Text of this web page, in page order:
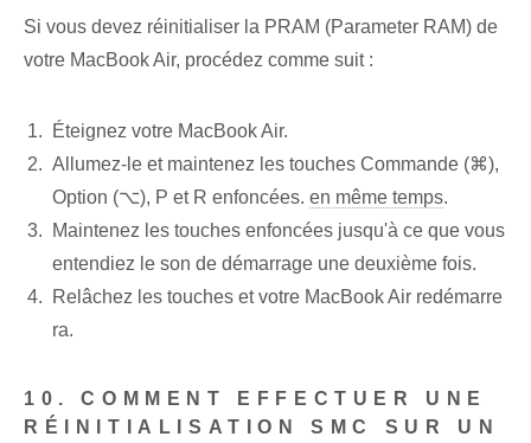
Si vous devez réinitialiser la PRAM (Parameter RAM) de
votre MacBook Air, procédez comme suit :
Éteignez votre MacBook Air.
Allumez-le et maintenez les touches Commande (⌘),
Option (⌥), P et R enfoncées. en même temps.
Maintenez les touches enfoncées jusqu'à ce que vous
entendiez le son de démarrage une deuxième fois.
Relâchez les touches et votre MacBook Air redémarre
ra.
10. COMMENT EFFECTUER UNE
RÉINITIALISATION SMC SUR UN